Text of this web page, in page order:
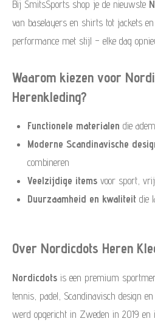
Bij SmitsSports shop je de nieuwste
van baselayers en shirts tot jackets
performance met stijl – elke dag
Waarom kiezen voor
Herenkleding?
Functionele materialen die
Moderne Scandinavische
combineren
Veelzijdige items voor sport,
Duurzaamheid en kwaliteit die
Over Nordicdots Heren
Nordicdots is een premium
tennis, padel, Scandinavisch design
werd opgericht in Zweden in 2019 en